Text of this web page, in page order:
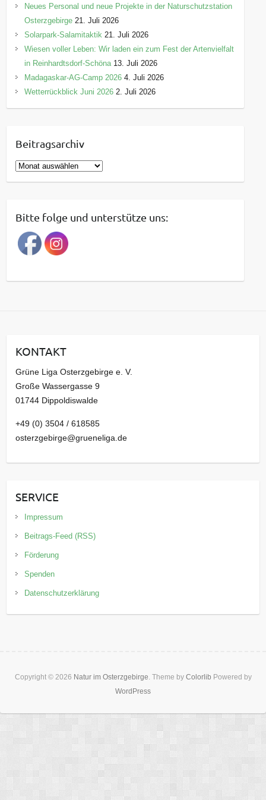
Neues Personal und neue Projekte in der Naturschutzstation
Osterzgebirge 21. Juli 2026
Solarpark-Salamitaktik 21. Juli 2026
Wiesen voller Leben: Wir laden ein zum Fest der Artenvielfalt
in Reinhardtsdorf-Schöna 13. Juli 2026
Madagaskar-AG-Camp 2026 4. Juli 2026
Wetterrückblick Juni 2026 2. Juli 2026
Beitragsarchiv
B
e
r
a
g
a
v
Bitte folge und unterstütze uns:
KONTAKT
Grüne Liga Osterzgebirge e. V.
Große Wassergasse 9
01744 Dippoldiswalde
+49 (0) 3504 / 618585
osterzgebirge@grueneliga.de
SERVICE
Impressum
Beitrags-Feed (RSS)
Förderung
Spenden
Datenschutzerklärung
Copyright © 2026 Natur im Osterzgebirge. Theme by Colorlib Powered by
WordPress